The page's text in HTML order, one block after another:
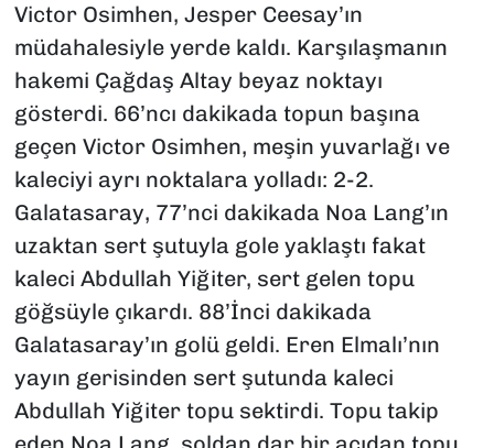
Victor Osimhen, Jesper Ceesay’ın
müdahalesiyle yerde kaldı. Karşılaşmanın
hakemi Çağdaş Altay beyaz noktayı
gösterdi. 66’ncı dakikada topun başına
geçen Victor Osimhen, meşin yuvarlağı ve
kaleciyi ayrı noktalara yolladı: 2-2.
Galatasaray, 77’nci dakikada Noa Lang’ın
uzaktan sert şutuyla gole yaklaştı fakat
kaleci Abdullah Yiğiter, sert gelen topu
göğsüyle çıkardı. 88’İnci dakikada
Galatasaray’ın golü geldi. Eren Elmalı’nın
yayın gerisinden sert şutunda kaleci
Abdullah Yiğiter topu sektirdi. Topu takip